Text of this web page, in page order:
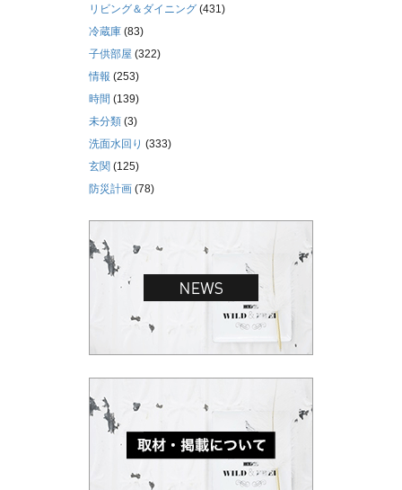
リビング＆ダイニング (431)
冷蔵庫 (83)
子供部屋 (322)
情報 (253)
時間 (139)
未分類 (3)
洗面水回り (333)
玄関 (125)
防災計画 (78)